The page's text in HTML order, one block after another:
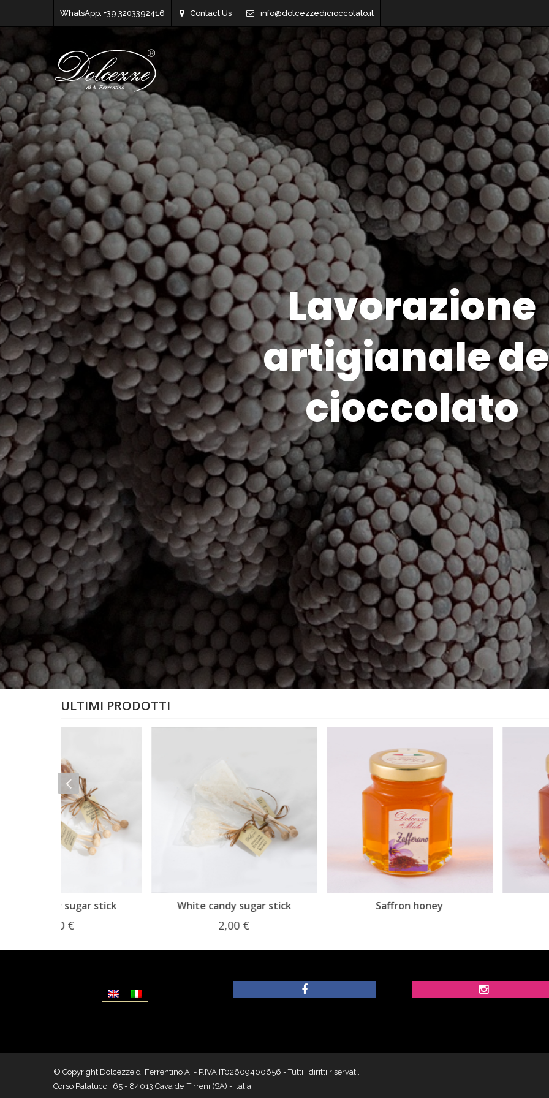
WhatsApp: +39 3203392416 Contact Us info@dolcezzedicioccolato.it
Lavorazione
artigianale
cioccolato
ULTIMI PRODOTTI
White candy sugar stick Saffron honey
© Copyright Dolcezze di Ferrentino A. - P.IVA IT02609400656 - Tutti i diritti riservati.
Corso Palatucci, 65 - 84013 Cava de’ Tirreni (SA) - Italia